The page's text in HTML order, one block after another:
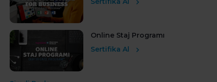
Online Staj Programı
Sertifika Al